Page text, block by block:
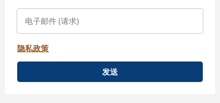
隐私政策
发送